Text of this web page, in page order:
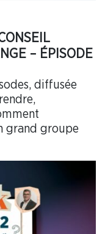
– ÉPISODE
diffusée
grand groupe